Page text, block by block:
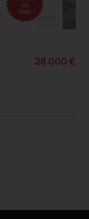
28 000 €